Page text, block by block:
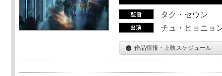
タク・セウン
チュ・ヒョニョ
作品情報・上映スケジュール